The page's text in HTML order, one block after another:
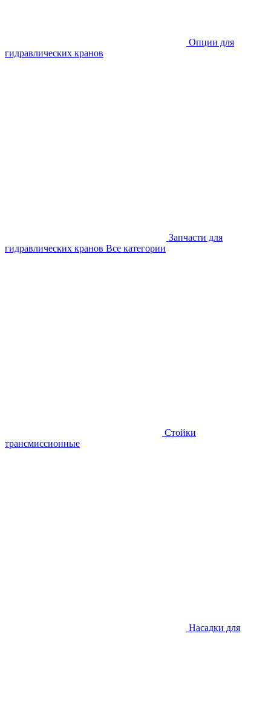
Опции для
гидравлических кранов
Запчасти для
гидравлических кранов Все категории
Стойки
трансмиссионные
Насадки для